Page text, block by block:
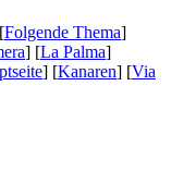
Folgende Thema]
] [La Palma]
] [Kanaren] [Via